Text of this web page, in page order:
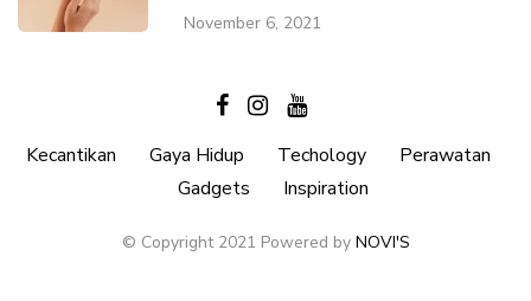
November 6, 2021
Kecantikan Gaya Hidup Techology
Perawatan
Gadgets
Inspiration
© Copyright 2021 Powered by NOVI'S